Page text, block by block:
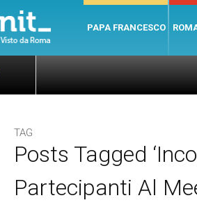
PAPA FRANCESCO
TAG
Posts Tagged
Partecipanti Al